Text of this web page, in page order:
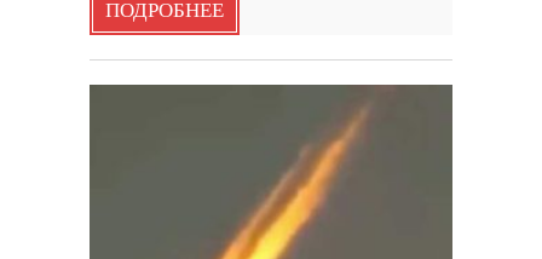
ПОДРОБНЕЕ